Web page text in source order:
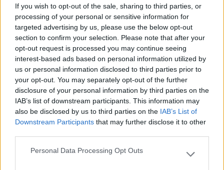
If you wish to opt-out of the sale, sharing to third parties, or
processing of your personal or sensitive information for
targeted advertising by us, please use the below opt-out
section to confirm your selection. Please note that after your
opt-out request is processed you may continue seeing
interest-based ads based on personal information utilized by
us or personal information disclosed to third parties prior to
your opt-out. You may separately opt-out of the further
disclosure of your personal information by third parties on the
IAB’s list of downstream participants. This information may
also be disclosed by us to third parties on the IAB’s List of
Downstream Participants that may further disclose it to other
Please note that this website/app uses one or more Google
Personal Data Processing Opt Outs
INOVAÇÃO E CRIATIVIDADE RESULTAM EM EQUIPAS
CRIATIVAS
As empresas enfrentam o fantástico desafio que é a
inovação e a criatividade é fundamental neste processo.
Há que fazer dabilwaysrente, melhor e mais rápido.